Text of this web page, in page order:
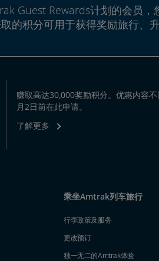
Guest Rewards计划的会员，
的积分可用于获得奖励旅行、升
赚取高达30,000奖励积分。优惠内容
月2日前在此申请。
了解更多
乘坐Amtrak列车旅行
行李政策及服务
更改预订
独一无二的Amtrak体验